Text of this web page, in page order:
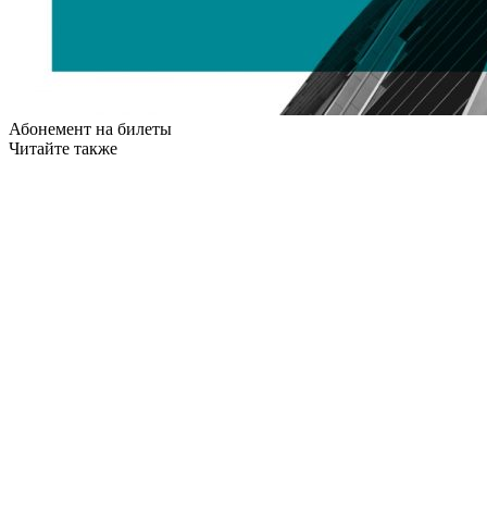
Абонемент на билеты
Читайте также